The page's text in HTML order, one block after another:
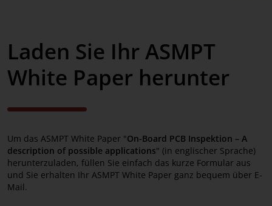
Laden Sie Ihr ASMPT
White Paper herunter
Um das ASMPT White Paper "On-Board PCB Inspektion – A
description of possible applications" (in englischer Sprache)
herunterzuladen, füllen Sie einfach das kurze Formular aus
und Sie erhalten Ihr ASMPT White Paper ganz bequem über E-
Mail.